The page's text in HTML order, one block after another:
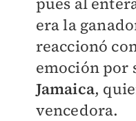
era la
reaccionó
emoción por
Jamaica,
vencedora.